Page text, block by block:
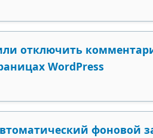
отключить
WordPress
фоновой